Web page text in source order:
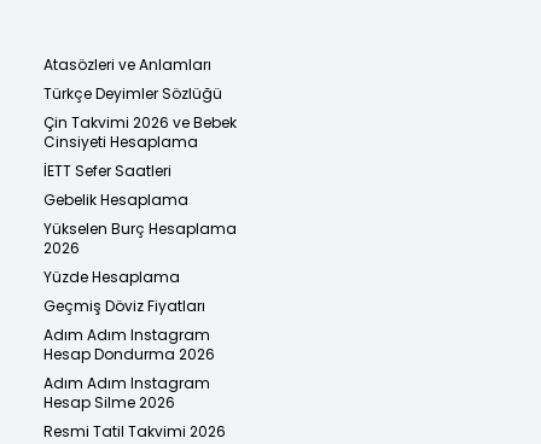
Atasözleri ve Anlamları
Türkçe Deyimler Sözlüğü
Çin Takvimi 2026 ve Bebek
Cinsiyeti Hesaplama
İETT Sefer Saatleri
Gebelik Hesaplama
Yükselen Burç Hesaplama
2026
Yüzde Hesaplama
Geçmiş Döviz Fiyatları
Adım Adım Instagram
Hesap Dondurma 2026
Adım Adım Instagram
Hesap Silme 2026
Resmi Tatil Takvimi 2026